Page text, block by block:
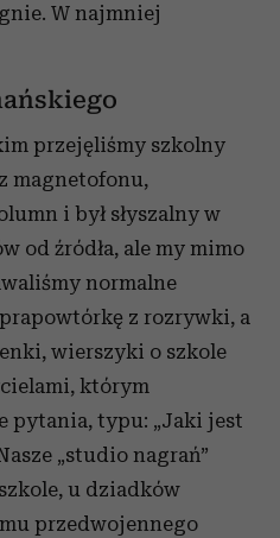
W najmniej
przejęliśmy szkolny
z magnetofonu,
i był słyszalny w
od źródła, ale my mimo
normalne
z rozrywki, a
wierszyki o szkole
którym
pytania, typu: „Jaki jest
„studio nagrań”
u dziadków
przedwojennego